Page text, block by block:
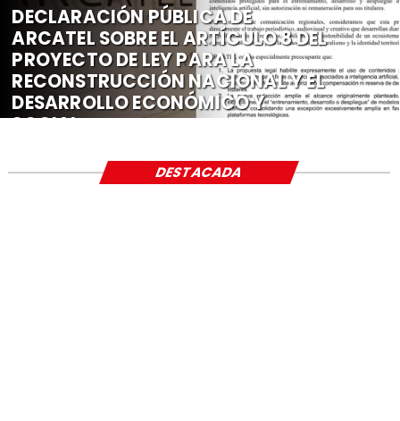
DECLARACIÓN PÚBLICA DE
ARCATEL SOBRE EL ARTÍCULO 8 DEL
PROYECTO DE LEY PARA LA
RECONSTRUCCIÓN NACIONAL Y EL
DESARROLLO ECONÓMICO Y
SOCIAL
DESTACADA